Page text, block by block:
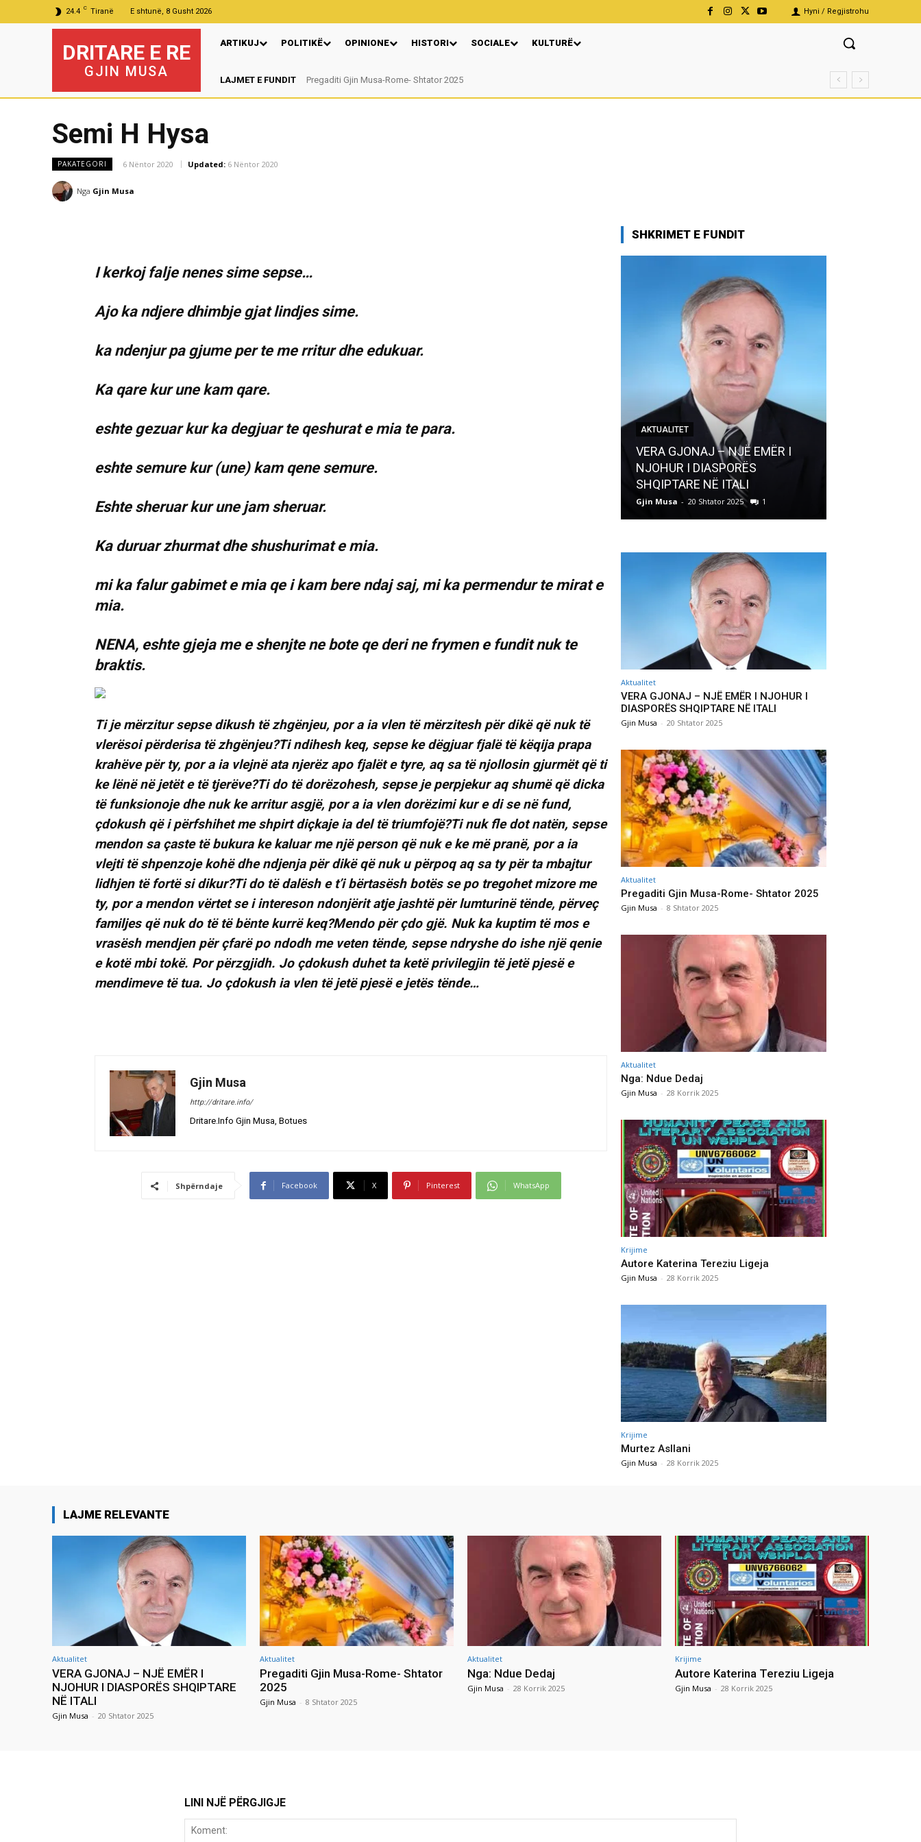
24.4 C Tiranë E shtunë, 8 Gusht 2026 Hyni / Regjistrohu
DRITARE E RE
GJIN MUSA
ARTIKUJ POLITIKË OPINIONE HISTORI SOCIALE KULTURË
LAJMET E FUNDIT Pregaditi Gjin Musa-Rome- Shtator 2025
Nga: Ndue Dedaj
Semi H Hysa
PAKATEGORI 6 Nëntor 2020 Updated: 6 Nëntor 2020
Nga Gjin Musa
I kerkoj falje nenes sime sepse…
Ajo ka ndjere dhimbje gjat lindjes sime.
ka ndenjur pa gjume per te me rritur dhe edukuar.
Ka qare kur une kam qare.
eshte gezuar kur ka degjuar te qeshurat e mia te para.
eshte semure kur (une) kam qene semure.
Eshte sheruar kur une jam sheruar.
Ka duruar zhurmat dhe shushurimat e mia.
mi ka falur gabimet e mia qe i kam bere ndaj saj, mi ka permendur te mirat e
mia.
NENA, eshte gjeja me e shenjte ne bote qe deri ne frymen e fundit nuk te
braktis.
Ti je mërzitur sepse dikush të zhgënjeu, por a ia vlen të mërzitesh për dikë që nuk të
vlerësoi përderisa të zhgënjeu?Ti ndihesh keq, sepse ke dëgjuar fjalë të këqija prapa
krahëve për ty, por a ia vlejnë ata njerëz apo fjalët e tyre, aq sa të njollosin gjurmët që ti
ke lënë në jetët e të tjerëve?Ti do të dorëzohesh, sepse je perpjekur aq shumë që dicka
të funksionoje dhe nuk ke arritur asgjë, por a ia vlen dorëzimi kur e di se në fund,
çdokush që i përfshihet me shpirt diçkaje ia del të triumfojë?Ti nuk fle dot natën, sepse
mendon sa çaste të bukura ke kaluar me një person që nuk e ke më pranë, por a ia
vlejti të shpenzoje kohë dhe ndjenja për dikë që nuk u përpoq aq sa ty për ta mbajtur
lidhjen të fortë si dikur?Ti do të dalësh e t’i bërtasësh botës se po tregohet mizore me
ty, por a mendon vërtet se i intereson ndonjërit atje jashtë për lumturinë tënde, përveç
familjes që nuk do të të bënte kurrë keq?Mendo për çdo gjë. Nuk ka kuptim të mos e
vrasësh mendjen për çfarë po ndodh me veten tënde, sepse ndryshe do ishe një qenie
e kotë mbi tokë. Por përzgjidh. Jo çdokush duhet ta ketë privilegjin të jetë pjesë e
mendimeve të tua. Jo çdokush ia vlen të jetë pjesë e jetës tënde…
Gjin Musa
http://dritare.info/
Dritare.Info Gjin Musa, Botues
Shpërndaje Facebook X Pinterest WhatsApp
SHKRIMET E FUNDIT
AKTUALITET
VERA GJONAJ – NJË EMËR I
NJOHUR I DIASPORËS
SHQIPTARE NË ITALI
Gjin Musa - 20 Shtator 2025 1
Aktualitet
VERA GJONAJ – NJË EMËR I NJOHUR I
DIASPORËS SHQIPTARE NË ITALI
Gjin Musa - 20 Shtator 2025
Aktualitet
Pregaditi Gjin Musa-Rome- Shtator 2025
Gjin Musa - 8 Shtator 2025
Aktualitet
Nga: Ndue Dedaj
Gjin Musa - 28 Korrik 2025
Krijime
Autore Katerina Tereziu Ligeja
Gjin Musa - 28 Korrik 2025
Krijime
Murtez Asllani
Gjin Musa - 28 Korrik 2025
LAJME RELEVANTE
Aktualitet
VERA GJONAJ – NJË EMËR I
NJOHUR I DIASPORËS SHQIPTARE
NË ITALI
Gjin Musa - 20 Shtator 2025
Aktualitet
Pregaditi Gjin Musa-Rome- Shtator
2025
Gjin Musa - 8 Shtator 2025
Aktualitet
Nga: Ndue Dedaj
Gjin Musa - 28 Korrik 2025
Krijime
Autore Katerina Tereziu Ligeja
Gjin Musa - 28 Korrik 2025
LINI NJË PËRGJIGJE